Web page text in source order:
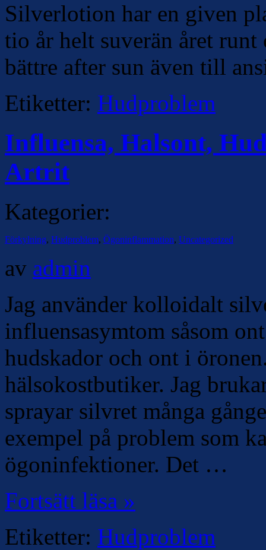
Silverlotion har en given
tio år helt suverän året
bättre after sun även till
Etiketter: Hudproblem
Influensa, Halsont,
Artrit
Kategorier:
Förkylning, Hudproblem, Ögoninflammation, Uncategorized
av admin
Jag använder kolloidalt
influensasymtom såsom
hudskador och ont i
hälsokostbutiker. Jag
sprayar silvret många
exempel på problem som
ögoninfektioner. Det …
Fortsätt läsa »
Etiketter: Hudproblem